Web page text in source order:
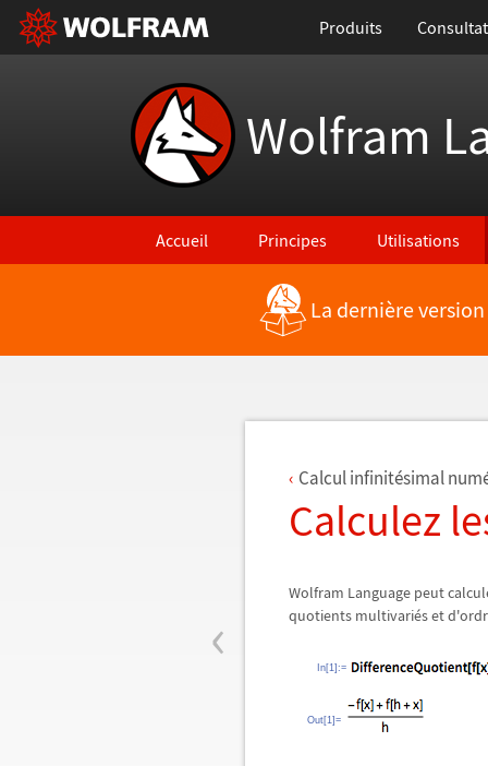
Produits
Wolfram
Accueil Principes Utilisations
Retour vers les nouvelles fonctionnalités
La dernière
‹
Calcul infinitésimal
Calculez
Wolfram Language peut
quotients multivariés et
In[1]:=
Out[1]=